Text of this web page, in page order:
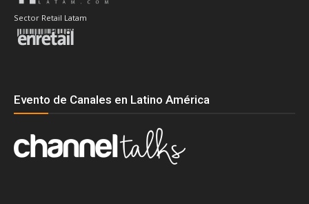
Sector Retail Latam
Evento de Canales en Latino América